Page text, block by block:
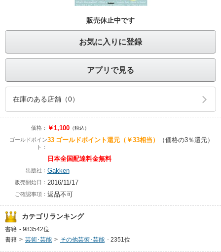
販売休止中です
お気に入りに登録
アプリで見る
在庫のある店舗（0）
価格： ￥1,100（税込）
ゴールドポイン
ト：
33 ゴールドポイント還元（￥33相当） （価格の3％還元）
日本全国配達料金無料
出版社： Gakken
販売開始日： 2016/11/17
ご確認事項： 返品不可
カテゴリランキング
書籍 - 983542位
書籍 > 芸術･芸能 > その他芸術･芸能 - 2351位